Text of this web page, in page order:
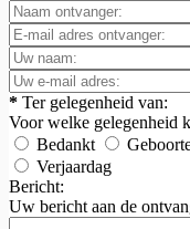
* Ter gelegenheid van:
Voor welke gelegenheid
Bedankt
Verjaardag
Bericht:
Uw bericht aan de